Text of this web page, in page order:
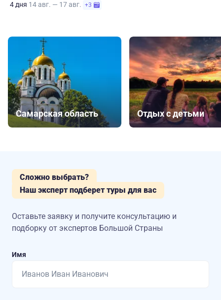
4 дня 14 авг. — 17 авг. +3
Самарская область Отдых с детьми
Сложно выбрать?
Наш эксперт подберет туры для вас
Оставьте заявку и получите консультацию и
подборку от экспертов Большой Страны
Имя